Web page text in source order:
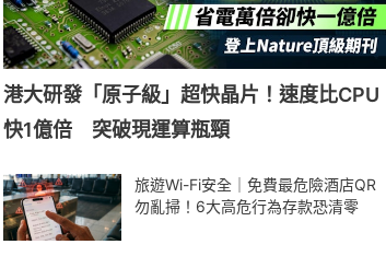
港大研發「原子級」超快晶片！速度比CPU
快1億倍 突破現運算瓶頸
旅遊Wi-Fi安全｜免費最危險酒店QR
勿亂掃！6大高危行為存款恐清零